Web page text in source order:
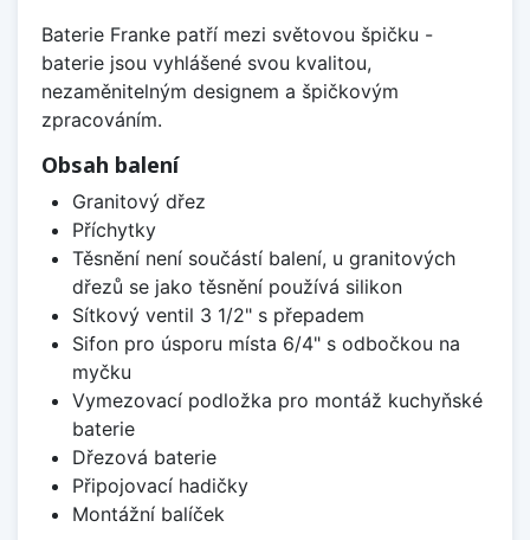
Baterie Franke patří mezi světovou špičku -
baterie jsou vyhlášené svou kvalitou,
nezaměnitelným designem a špičkovým
zpracováním.
Obsah balení
Granitový dřez
Příchytky
Těsnění není součástí balení, u granitových
dřezů se jako těsnění používá silikon
Sítkový ventil 3 1/2" s přepadem
Sifon pro úsporu místa 6/4" s odbočkou na
myčku
Vymezovací podložka pro montáž kuchyňské
baterie
Dřezová baterie
Připojovací hadičky
Montážní balíček